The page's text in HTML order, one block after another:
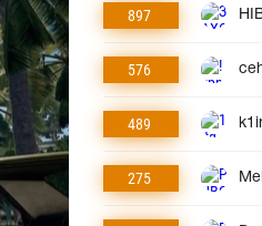
897
576
489
275